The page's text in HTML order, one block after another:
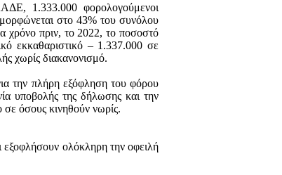
1.333.000 φορολογούμενοι
στο 43% του συνόλου
χρόνο πριν, το 2022, το ποσοστό
εκκαθαριστικό – 1.337.000 σε
χωρίς διακανονισμό.
την πλήρη εξόφληση του φόρου
υποβολής της δήλωσης και την
όσους κινηθούν νωρίς.
εξοφλήσουν ολόκληρη την οφειλή